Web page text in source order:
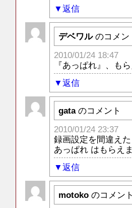
返信
デベワル のコメン
2010/01/24 18:47
『あっぱれ』、も
返信
gata のコメント
2010/01/24 23:37
録画設定を間違え
あっぱれ はもらえ
返信
motoko のコメント